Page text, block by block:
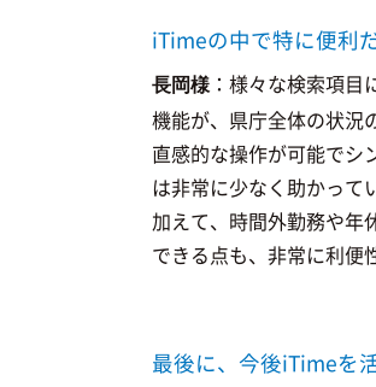
iTimeの中で特に便利
長岡様：様々な検索項目
機能が、県庁全体の状況
直感的な操作が可能でシ
は非常に少なく助かって
加えて、時間外勤務や年
できる点も、非常に利便
最後に、今後iTimeを